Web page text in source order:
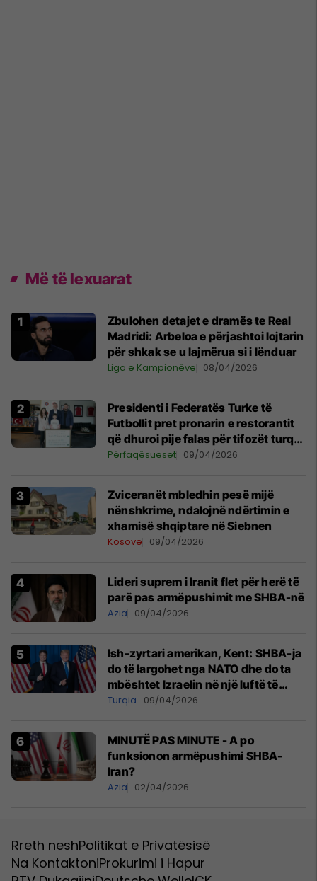
Më të lexuarat
Zbulohen detajet e dramës te Real
Madridi: Arbeloa e përjashtoi lojtarin
për shkak se u lajmërua si i lënduar
Liga e Kampionëve 08/04/2026
Presidenti i Federatës Turke të
Futbollit pret pronarin e restorantit
që dhuroi pije falas për tifozët turq
në Prishtinë
Përfaqësueset 09/04/2026
Zviceranët mbledhin pesë mijë
nënshkrime, ndalojnë ndërtimin e
xhamisë shqiptare në Siebnen
Kosovë 09/04/2026
Lideri suprem i Iranit flet për herë të
parë pas armëpushimit me SHBA-në
Azia 09/04/2026
Ish-zyrtari amerikan, Kent: SHBA-ja
do të largohet nga NATO dhe do ta
mbështet Izraelin në një luftë të
mundshme me Turqinë në Siri
Turqia 09/04/2026
MINUTË PAS MINUTE - A po
funksionon armëpushimi SHBA-
Iran?
Azia 02/04/2026
Rreth neshPolitikat e Privatësisë
Na KontaktoniProkurimi i Hapur